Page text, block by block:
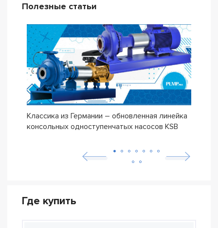
Полезные статьи
Классика из Германии – обновленная линейка
консольных одноступенчатых насосов KSB
Где купить